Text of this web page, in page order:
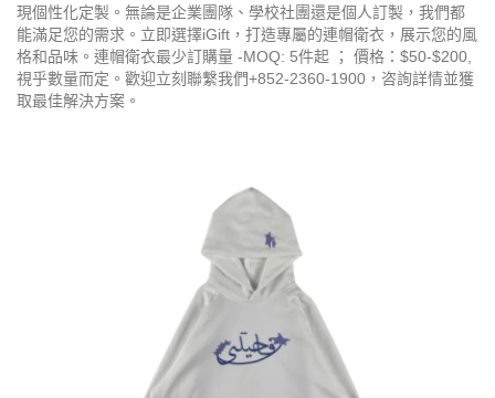
現個性化定製。無論是企業團隊、學校社團還是個人訂製，我們都
能滿足您的需求。立即選擇iGift，打造專屬的連帽衛衣，展示您的風
格和品味。連帽衛衣最少訂購量 -MOQ: 5件起 ； 價格：$50-$200,
視乎數量而定。歡迎立刻聯繫我們+852-2360-1900，咨詢詳情並獲
取最佳解決方案。